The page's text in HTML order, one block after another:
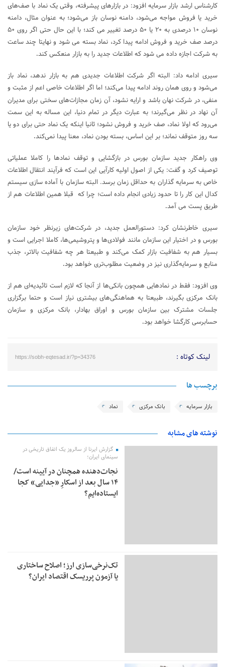
کارشناس ارشد بازار سرمایه افزود: در بازارهای پیشرفته، وقتی یک نماد با صف‌های
خرید یا فروش مواجه می‌شود، دامنه نوسان باز می‌شود؛ به عنوان مثال، دامنه
نوسان ۱۰ درصدی به ۲۰ یا ۵۰ درصد تغییر می کند؛ با این حال حتی اگر روی ۵۰
درصد صف خرید و فروش ادامه پیدا کرد، نماد بسته می شود و نهایتا چند ساعت
به شرکت اجازه داده می شود که اطلاعات جدید را به بازار منعکس کند.
سیری ادامه داد: البته اگر شرکت اطلاعات جدیدی هم به بازار ندهد، نماد باز
می‌شود و روی همان روند ادامه پیدا می‌کند؛ اما اگر اطلاعات خاصی اعم از مثبت و
منفی، در شرکت نهان باشد و ارایه نشود، آن زمان مجازات‌های سختی برای مدیران
آن نهاد در نظر می‌گیرند؛ به عبارت دیگر در تمام دنیا، این مساله به این سمت
می‌رود که اولا نماد، صف خرید و فروش نشود؛ ثانیا اینکه یک نماد حتی برای دو یا
سه روز متوقف نماند؛ بر این اساس، بسته بودن نماد، معنا پیدا نمی‌کند.
وی راهکار جدید سازمان بورس در بازگشایی و توقف نمادها را کاملا عملیاتی
توصیف کرد و گفت: یکی از اصول اولیه کارآیی این است که فرآیند انتقال اطلاعات
خاص به سرمایه گذاران به حداقل زمان برسد. البته سازمان با آماده سازی سیستم
کدال این کار را تا حدود زیادی انجام داده است؛ چرا که قبلا همین اطلاعات هم از
طریق پست می آمد.
سیری خاطرنشان کرد: دستورالعمل جدید، در شرکت‌های زیرنظر خود سازمان
بورس و در اختیار این سازمان مانند فولادی‌ها و پتروشیمی‌ها، کاملا اجرایی است و
بسیار هم به شفافیت بازار کمک می‌کند و طبیعتا هر چه شفافیت بالاتر، جذب
منابع و سرمایه‌گذاری نیز در وضعیت مطلوب‌تری خواهد بود.
وی افزود: فقط در نمادهایی همچون بانکی‌ها از آنجا که لازم است تائیدیه‌ای هم از
بانک مرکزی بگیرند، طبیعتا به هماهنگی‌های بیشتری نیاز است و حتما برگزاری
جلسات مشترک بین سازمان بورس و اوراق بهادار، بانک مرکزی و سازمان
حسابرسی کارگشا خواهد بود.
لینک کوتاه : https://sobh-eqtesad.ir/?p=34376
برچسب ها
بازار سرمایه بانک مرکزی نماد
نوشته های مشابه
گزارش ایرنا از سالروز یک اتفاق تاریخی در
سینمای ایران؛
نجات‌دهنده‌ همچنان در آیینه است/
۱۴ سال بعد از اسکارِ «جدایی» کجا
ایستاده‌ایم؟
تک‌نرخی‌سازی ارز؛ اصلاح ساختاری
یا آزمون پرریسک اقتصاد ایران؟